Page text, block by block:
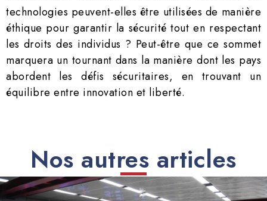
technologies peuvent-elles être utilisées de manière
éthique pour garantir la sécurité tout en respectant
les droits des individus ? Peut-être que ce sommet
marquera un tournant dans la manière dont les pays
abordent les défis sécuritaires, en trouvant un
équilibre entre innovation et liberté.
Nos autres articles